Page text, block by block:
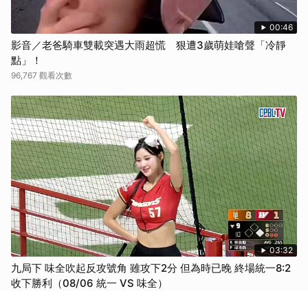
00:46
影音／老爸騎車雙載突遇大雨超慌 狠遭3歲萌娃嗆聲「冷靜
點」！
96,767 觀看次數
03:32
九局下 味全吹起反攻號角 雖攻下2分 但為時已晚 終場統一8:2
收下勝利（08/06 統一 VS 味全）